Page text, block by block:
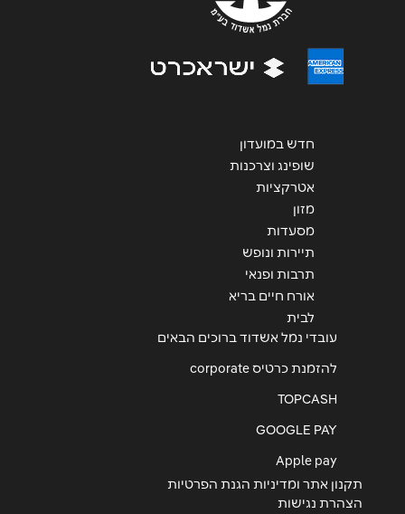
חדש במועדון
שופינג וצרכנות
אטרקציות
מזון
מסעדות
תיירות ונופש
תרבות ופנאי
אורח חיים בריא
לבית
עובדי נמל אשדוד ברוכים הבאים
להזמנת כרטיס corporate
TOPCASH
GOOGLE PAY
Apple pay
תקנון אתר ומדיניות הגנת הפרטיות
הצהרת נגישות